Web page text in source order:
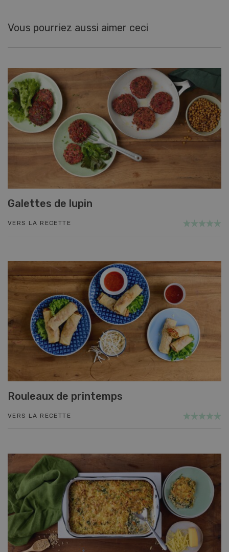
Vous pourriez aussi aimer ceci
Galettes de lupin
VERS LA RECETTE
Rouleaux de printemps
VERS LA RECETTE